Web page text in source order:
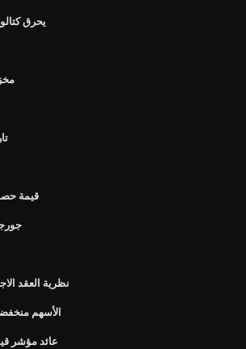
يحرق
قيمة
نظرية العقد
الأسهم
عائد مؤشر